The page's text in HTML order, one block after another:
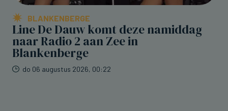
BLANKENBERGE
Line De Dauw komt deze namiddag
naar Radio 2 aan Zee in
Blankenberge
do 06 augustus 2026, 00:22